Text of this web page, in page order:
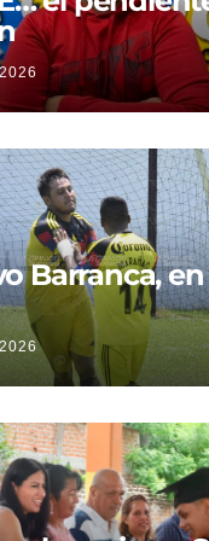
Barranca, en